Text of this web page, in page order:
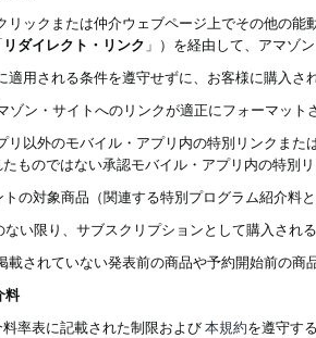
リックまたは仲介ウェブページ上でその他の
リダイレクト・リンク 」）を経由して、アマゾ
適用される条件を遵守せずに、お客様に購入さ
ゾン・サイトへのリンクが適正にフォーマッ
リ以外のモバイル・アプリ内の特別リンクま
ものではない承認モバイル・アプリ内の特別
の対象商品（関連する特別プログラム紹介料
い限り、サブスクリプションとして購入され
載されていない発表前の商品や予約開始前の商
料
率表に記載された制限および本規約を遵守す